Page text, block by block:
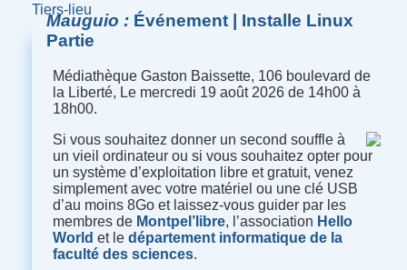
Tiers-lieu
Mauguio Événement | Installe Linux
Partie
Médiathèque Gaston Baissette, 106 boulevard de
la Liberté, Le mercredi 19 août 2026 de 14h00 à
18h00.
Si vous souhaitez donner un second souffle à
un vieil ordinateur ou si vous souhaitez opter pour
un système d’exploitation libre et gratuit, venez
simplement avec votre matériel ou une clé USB
d’au moins 8Go et laissez-vous guider par les
membres de Montpel’libre, l’association Hello
World et le département informatique de la
faculté des sciences.